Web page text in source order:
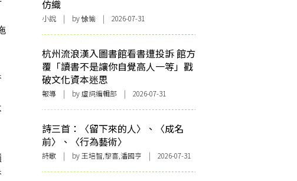
仿織
小說 | by 悇愉 | 2026-07-31
杭州流浪漢入圖書館看書遭投訴 館方
覆「讀書不是讓你自覺高人一等」戳
破文化資本迷思
報導 | by 虛詞編輯部 | 2026-07-31
詩三首：〈留下來的人〉、〈成名
前〉、〈行為藝術〉
詩歌 | by 王培智,黎喜,潘國亨 | 2026-07-31